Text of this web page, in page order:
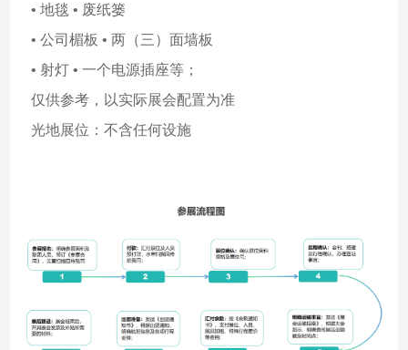
• 地毯 • 废纸篓
• 公司楣板 • 两（三）面墙板
• 射灯 • 一个电源插座等；
仅供参考，以实际展会配置为准
光地展位：不含任何设施